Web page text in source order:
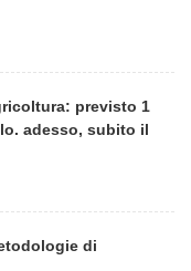
previsto 1
adesso, subito il
di